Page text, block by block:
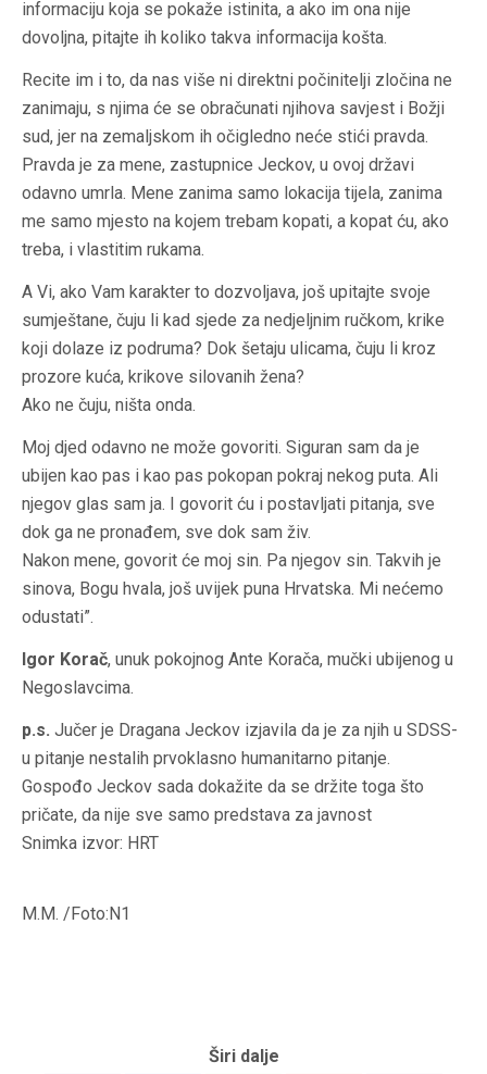
informaciju koja se pokaže istinita, a ako im ona nije
dovoljna, pitajte ih koliko takva informacija košta.
Recite im i to, da nas više ni direktni počinitelji zločina ne
zanimaju, s njima će se obračunati njihova savjest i Božji
sud, jer na zemaljskom ih očigledno neće stići pravda.
Pravda je za mene, zastupnice Jeckov, u ovoj državi
odavno umrla. Mene zanima samo lokacija tijela, zanima
me samo mjesto na kojem trebam kopati, a kopat ću, ako
treba, i vlastitim rukama.
A Vi, ako Vam karakter to dozvoljava, još upitajte svoje
sumještane, čuju li kad sjede za nedjeljnim ručkom, krike
koji dolaze iz podruma? Dok šetaju ulicama, čuju li kroz
prozore kuća, krikove silovanih žena?
Ako ne čuju, ništa onda.
Moj djed odavno ne može govoriti. Siguran sam da je
ubijen kao pas i kao pas pokopan pokraj nekog puta. Ali
njegov glas sam ja. I govorit ću i postavljati pitanja, sve
dok ga ne pronađem, sve dok sam živ.
Nakon mene, govorit će moj sin. Pa njegov sin. Takvih je
sinova, Bogu hvala, još uvijek puna Hrvatska. Mi nećemo
odustati”.
Igor Korač, unuk pokojnog Ante Korača, mučki ubijenog u
Negoslavcima.
p.s. Jučer je Dragana Jeckov izjavila da je za njih u SDSS-
u pitanje nestalih prvoklasno humanitarno pitanje.
Gospođo Jeckov sada dokažite da se držite toga što
pričate, da nije sve samo predstava za javnost
Snimka izvor: HRT
M.M. /Foto:N1
Širi dalje